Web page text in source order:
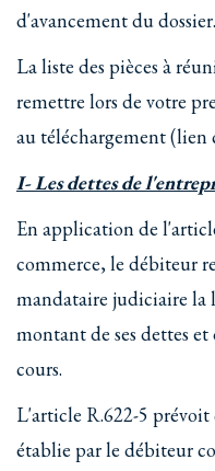
d'avancement du dossier.
La liste des pièces à
remettre lors de votre
au téléchargement (lien
I- Les dettes de
En application de
commerce, le débiteur
mandataire judiciaire la
montant de ses dettes
cours.
L'article R.622-5 prévoit
établie par le débiteur